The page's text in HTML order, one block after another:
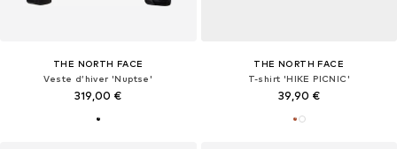
THE NORTH FACE
Veste d’hiver 'Nuptse'
319,00 €
THE NORTH FACE
T-shirt 'HIKE PICNIC'
39,90 €